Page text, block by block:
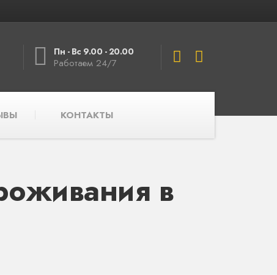
Пн - Вс 9.00 - 20.00
Работаем 24/7
КОНТАКТЫ
в